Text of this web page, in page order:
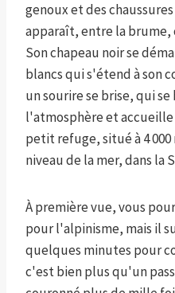
genoux et des
apparaît, entre la brume,
Son chapeau noir se
blancs qui s'étend à son
un sourire se brise, qui
l'atmosphère et
petit refuge, situé à 4
niveau de la mer, dans la
À première vue, vous
pour l'alpinisme, mais il
quelques minutes pour
c'est bien plus qu'un